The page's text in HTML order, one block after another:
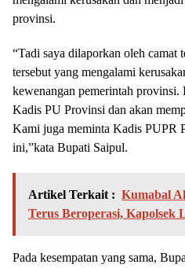
provinsi.
“Tadi saya dilaporkan oleh camat
tersebut yang mengalami
kewenangan pemerintah provinsi.
Kadis PU Provinsi dan akan
Kami juga meminta Kadis PUPR
ini,”kata Bupati Saipul.
Artikel Terkait : Kumabal
Terus Beroperasi, Kapolsek
Pada kesempatan yang sama,